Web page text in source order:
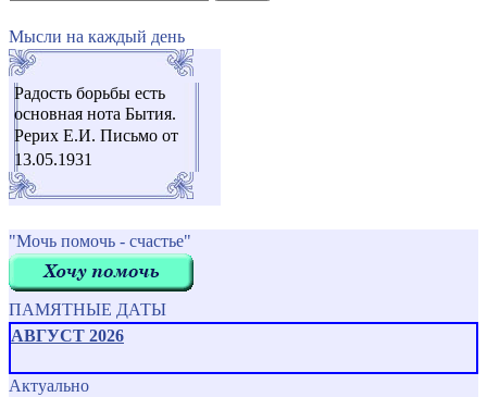
Мысли на каждый день
Радость борьбы есть
основная нота Бытия.
Рерих Е.И. Письмо от
13.05.1931
"Мочь помочь - счастье"
ПАМЯТНЫЕ ДАТЫ
АВГУСТ 2026
Актуально